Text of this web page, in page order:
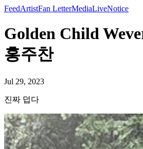
FeedArtistFan LetterMediaLiveNotice
Golden Child
홍주찬
Jul 29, 2023
진짜 덥다